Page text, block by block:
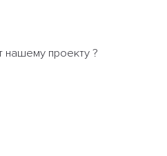
нашему проекту ?